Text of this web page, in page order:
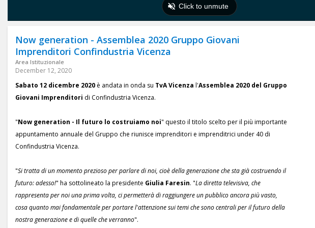
Now generation - Assemblea 2020 Gruppo Giovani
Imprenditori Confindustria Vicenza
Area Istituzionale
December 12, 2020
Sabato 12 dicembre 2020 è andata in onda su TvA Vicenza l'Assemblea 2020 del Gruppo
Giovani Imprenditori di Confindustria Vicenza.
"Now generation - Il futuro lo costruiamo noi" questo il titolo scelto per il più importante
appuntamento annuale del Gruppo che riunisce imprenditori e imprenditrici under 40 di
Confindustria Vicenza.
"Si tratta di un momento prezioso per parlare di noi, cioè della generazione che sta già costruendo il
futuro: adesso!" ha sottolineato la presidente Giulia Faresin. "La diretta televisiva, che
rappresenta per noi una prima volta, ci permetterà di raggiungere un pubblico ancora più vasto,
cosa quanto mai fondamentale per portare l'attenzione sui temi che sono centrali per il futuro della
nostra generazione e di quelle che verranno".